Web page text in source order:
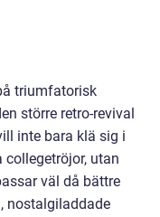
triumfatorisk
större retro-revival
inte bara klä sig i
collegetröjor, utan
väl då bättre
nostalgiladdade